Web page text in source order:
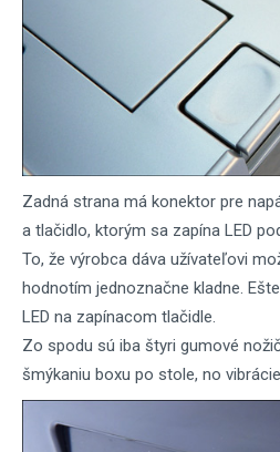
Zadná strana má konektor pre
a tlačidlo, ktorým sa zapína LED
To, že výrobca dáva užívateľovi
hodnotím jednoznačne kladne.
LED na zapínacom tlačidle.
Zo spodu sú iba štyri gumové
šmýkaniu boxu po stole, no